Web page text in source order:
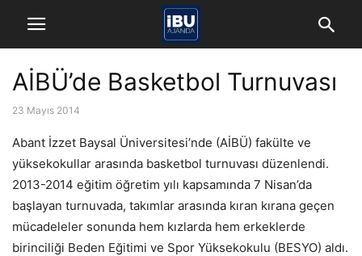
AİBÜ’de Basketbol Turnuvası
23 Mayıs 2014
Abant İzzet Baysal Üniversitesi’nde (AİBÜ) fakülte ve
yüksekokullar arasında basketbol turnuvası düzenlendi.
2013-2014 eğitim öğretim yılı kapsamında 7 Nisan’da
başlayan turnuvada, takımlar arasında kıran kırana geçen
mücadeleler sonunda hem kızlarda hem erkeklerde
birinciliği Beden Eğitimi ve Spor Yüksekokulu (BESYO) aldı.